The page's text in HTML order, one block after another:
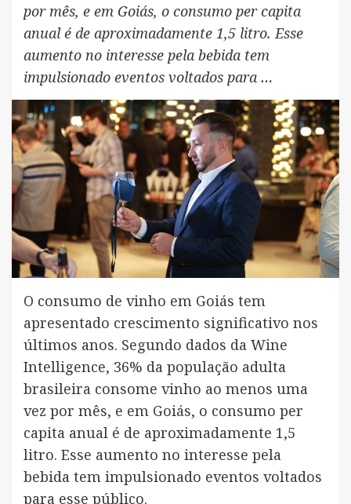
por mês, e em Goiás, o consumo per capita
anual é de aproximadamente 1,5 litro. Esse
aumento no interesse pela bebida tem
impulsionado eventos voltados para …
O consumo de vinho em Goiás tem
apresentado crescimento significativo nos
últimos anos. Segundo dados da Wine
Intelligence, 36% da população adulta
brasileira consome vinho ao menos uma
vez por mês, e em Goiás, o consumo per
capita anual é de aproximadamente 1,5
litro. Esse aumento no interesse pela
bebida tem impulsionado eventos voltados
para esse público.